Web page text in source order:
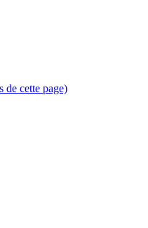
de cette page)